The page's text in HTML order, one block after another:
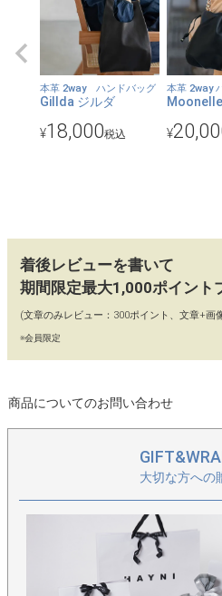
【日本製】
日本の確かな技術力を持つ職人によ
【軽量約330g】
本革チェーンバッグというと、重
が、このバッグは本体だけで約
取り外し可能なチェーンショルダ
を使うことで、雰囲気も一気に変わ
合交換を「往復送料店舗負担」にて
【保存に便利な不織布付き】
保存に便利な、HAYNIロゴ入りの
に梱包してお届けいたします。
本革 2way ハンドバッグ
Gillda ジルダ
¥18,000税込
本革 2way
¥
着後レビューを書いて
期間限定最大1,000ポイント
(文章のみレビュー：300ポイント、文章+画
※会員限定
商品についてのお問い合わせ
大切な方への